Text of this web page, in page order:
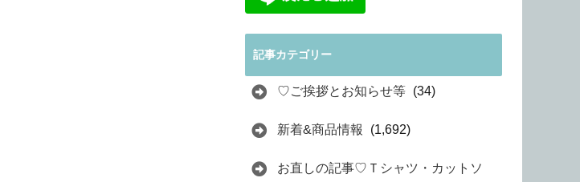
記事カテゴリー
♡ご挨拶とお知らせ等 (34)
新着&商品情報 (1,692)
お直しの記事♡Ｔシャツ・カットソ